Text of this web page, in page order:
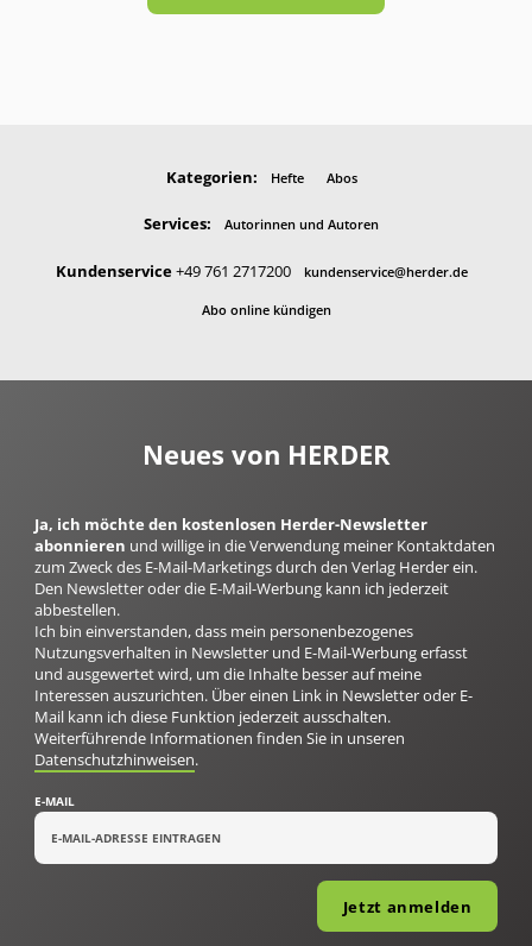
Kategorien: Hefte Abos
Services: Autorinnen und Autoren
Kundenservice+49 761 2717200 kundenservice@herder.de
Abo online kündigen
Neues von HERDER
Ja, ich möchte den kostenlosen Herder-Newsletter
abonnieren und willige in die Verwendung meiner Kontaktdaten
zum Zweck des E-Mail-Marketings durch den Verlag Herder ein.
Den Newsletter oder die E-Mail-Werbung kann ich jederzeit
abbestellen.
Ich bin einverstanden, dass mein personenbezogenes
Nutzungsverhalten in Newsletter und E-Mail-Werbung erfasst
und ausgewertet wird, um die Inhalte besser auf meine
Interessen auszurichten. Über einen Link in Newsletter oder E-
Mail kann ich diese Funktion jederzeit ausschalten.
Weiterführende Informationen finden Sie in unseren
Datenschutzhinweisen.
E-MAIL
Jetzt anmelden